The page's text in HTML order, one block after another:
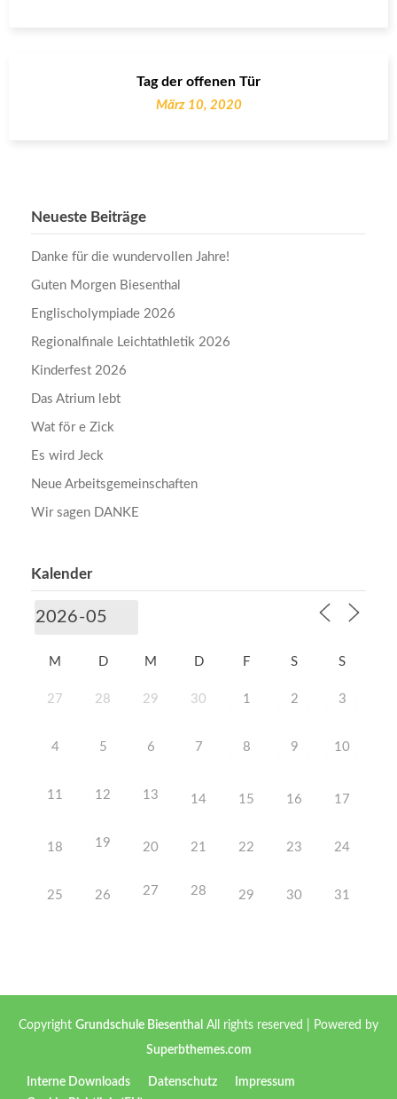
Tag der offenen Tür
März 10, 2020
Neueste Beiträge
Danke für die wundervollen Jahre!
Guten Morgen Biesenthal
Englischolympiade 2026
Regionalfinale Leichtathletik 2026
Kinderfest 2026
Das Atrium lebt
Wat för e Zick
Es wird Jeck
Neue Arbeitsgemeinschaften
Wir sagen DANKE
Kalender
M D M D F S S
27 28 29 30 1 2 3
4 5 6 7 8 9 10
11 12 13 14 15 16 17
18 19 20 21 22 23 24
25 26 27 28 29 30 31
Copyright Grundschule Biesenthal All rights reserved
| Powered by
Superbthemes.com
Interne Downloads Datenschutz
Impressum